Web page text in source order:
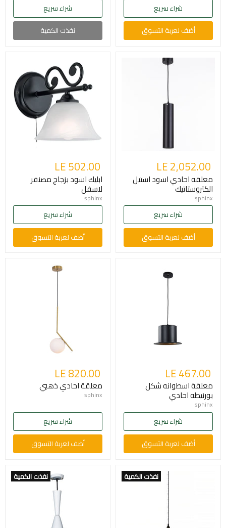
شراء سريع
أضف لعربة التسوق
شراء سريع
نفذت الكمية
LE 2,052.00
معلقه احادي اسود استيل
الكتروستاتيك
sphinx
شراء سريع
أضف لعربة التسوق
LE 502.00
ابليك اسود بزجاج مصنفر
لاسفل
sphinx
شراء سريع
أضف لعربة التسوق
LE 467.00
معلقة اسطوانه شكل
بورنيطه احادي
sphinx
شراء سريع
أضف لعربة التسوق
LE 820.00
معلقة احادي ذهبي
sphinx
شراء سريع
أضف لعربة التسوق
نفذت الكمية نفذت الكمية